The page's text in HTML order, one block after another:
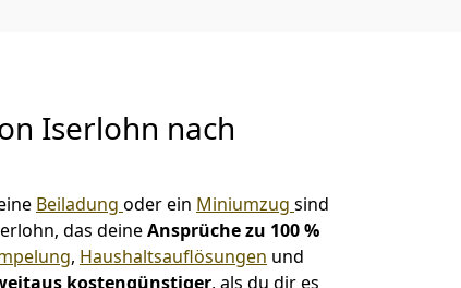
Iserlohn nach
Beiladung oder ein Miniumzug sind
das deineAnsprüche zu 100 %
, Haushaltsauflösungen und
kostengünstiger, als du dir es